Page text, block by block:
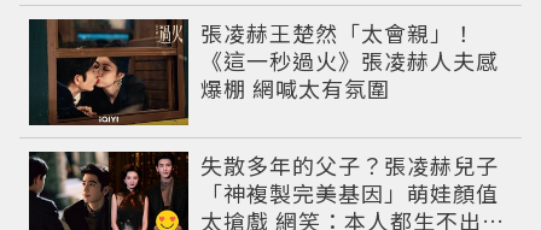
張凌赫王楚然「太會親」！
《這一秒過火》張凌赫人夫感
爆棚 網喊太有氛圍
失散多年的父子？張凌赫兒子
「神複製完美基因」萌娃顏值
太搶戲 網笑：本人都生不出這